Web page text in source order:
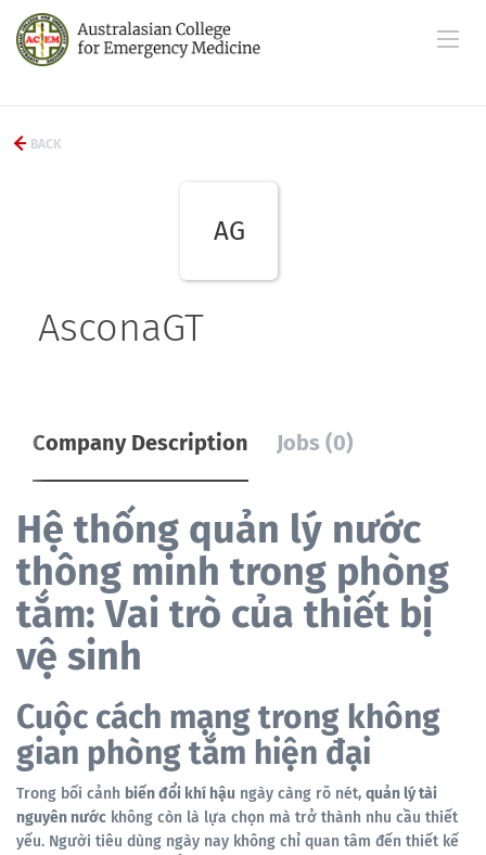
BACK
AG
AsconaGT
Company Description Jobs (0)
Hệ thống quản lý nước
thông minh trong phòng
tắm: Vai trò của thiết bị
vệ sinh
Cuộc cách mạng trong không
gian phòng tắm hiện đại
Trong bối cảnh biến đổi khí hậu ngày càng rõ nét, quản lý tài
nguyên nước không còn là lựa chọn mà trở thành nhu cầu thiết
yếu. Người tiêu dùng ngày nay không chỉ quan tâm đến thiết kế